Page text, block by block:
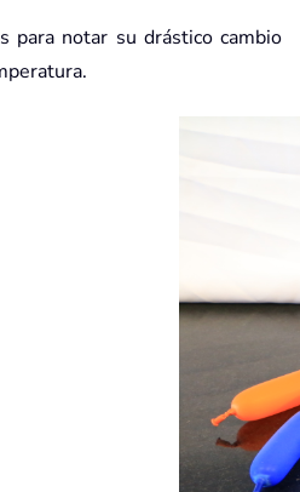
para notar su drástico cambio